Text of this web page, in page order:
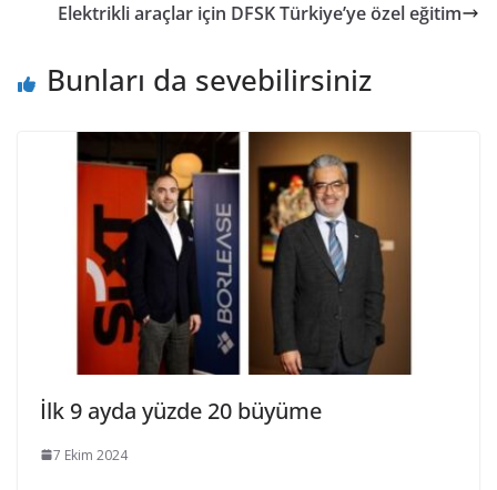
Elektrikli araçlar için DFSK Türkiye’ye özel eğitim
Bunları da sevebilirsiniz
İlk 9 ayda yüzde 20 büyüme
7 Ekim 2024